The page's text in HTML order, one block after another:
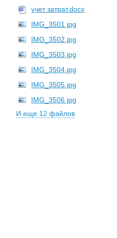
учет затрат.docx
IMG_3501.jpg
IMG_3502.jpg
IMG_3503.jpg
IMG_3504.jpg
IMG_3505.jpg
IMG_3506.jpg
И еще 12 файлов